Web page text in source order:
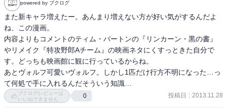
がウケた(≧▽≦)
リンカーンは表面的にしか知らなかったので、ちょっと印象が変わ
ったかな。
沢村栄治とリチャード一世ついては恥ずかしながら知っているのは
ほぼ名前だけ、という状態だったのでこちらも勉強になったなぁ。
新しいキャラも登場したし、ますます読み応えが増してきましたぞ
(^^)
powered by ブクログ
また新キャラ増えたー。あんまり増えない方が好い気がするんだよ
ね、この漫画。
内容よりもコメントのティム・バートンの『リンカーン・黒の書』
やリメイク『特攻野郎Aチーム』の映画ネタにくすっときた自分で
す。どっちも映画館に観に行っているからね。
あとヴォルフ可愛いヴォルフ。しかし1匹だけ行方不明になった…っ
て何処で手に入れるんだそういう知識…
ブクログレビューは
いいねできません
0 投稿日 : 2013.11.28